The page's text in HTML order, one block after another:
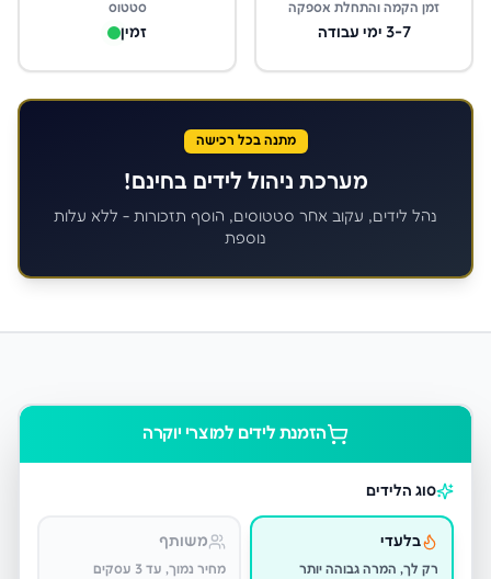
זמן הקמה והתחלת אספקה
3-7 ימי עבודה
סטטוס
זמין
מתנה בכל רכישה
מערכת ניהול לידים בחינם!
נהל לידים, עקוב אחר סטטוסים, הוסף תזכורות - ללא עלות
נוספת
הזמנת לידים למוצרי יוקרה
סוג הלידים
בלעדי
רק לך, המרה גבוהה יותר
משותף
מחיר נמוך, עד 3 עסקים